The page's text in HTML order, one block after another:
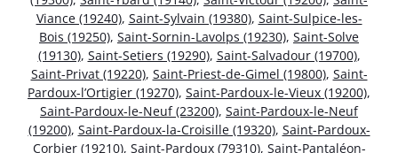
Viance (19240), Saint-Sylvain (19380), Saint-Sulpice-les-
Bois (19250), Saint-Sornin-Lavolps (19230), Saint-Solve
(19130), Saint-Setiers (19290), Saint-Salvadour (19700),
Saint-Privat (19220), Saint-Priest-de-Gimel (19800), Saint-
Pardoux-l’Ortigier (19270), Saint-Pardoux-le-Vieux (19200),
Saint-Pardoux-le-Neuf (23200), Saint-Pardoux-le-Neuf
(19200), Saint-Pardoux-la-Croisille (19320), Saint-Pardoux-
Corbier (19210), Saint-Pardoux (79310), Saint-Pantaléon-